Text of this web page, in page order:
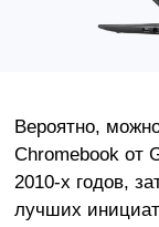
Вероятно,
Chromebook от
2010-х годов,
лучших